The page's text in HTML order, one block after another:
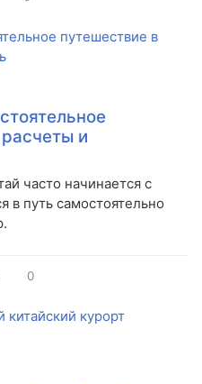
и
часто начинается с
в путь самостоятельно
0